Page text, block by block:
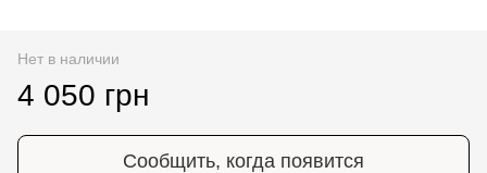
Нет в наличии
4 050 грн
Сообщить, когда появится